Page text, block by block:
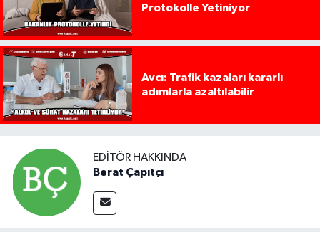
Protokolle Yetiniyor
Avcı: Trafik kazaları kararlı
adımlarla azaltılabilir
EDITÖR HAKKINDA
Berat Çapıtçı